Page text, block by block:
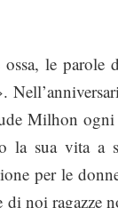
le
Milhon
la sua vita a
per le
di noi ragazze